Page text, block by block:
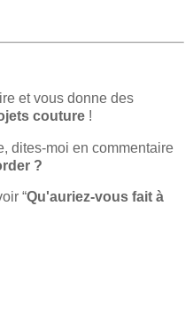
et vous donne des
couture !
dites-moi en commentaire
?
“Qu'auriez-vous fait à